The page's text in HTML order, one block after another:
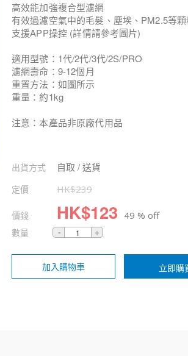
高效能加強複合型濾網
有效過濾空氣中的毛髮、塵埃、PM2.5等
支援APP操控 (詳情請參考圖片)
適用型號：1代/2代/3代/2S/PRO
濾網壽命：9-12個月
重置方法：如圖所示
重量：約1kg
注意：本產品非原廠代用品
出貨方式 自取 / 送貨
定價 HK$239
價錢 HK$123 49 % off
數量
加入購物車 立即購